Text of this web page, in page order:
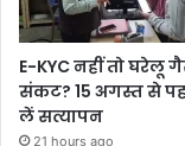
E-KYC नहीं तो घरेलू
संकट? 15 अगस्त से
लें सत्यापन
21 hours ago